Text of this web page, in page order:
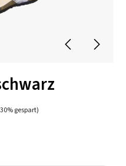
gespart)